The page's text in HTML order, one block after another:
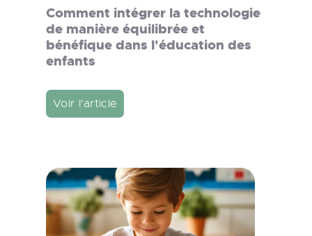
Comment intégrer la technologie
de manière équilibrée et
bénéfique dans l'éducation des
enfants
Voir l'article